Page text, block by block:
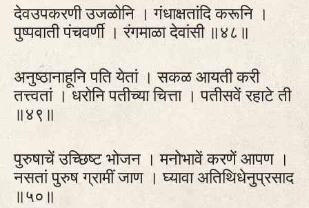
देवउपकरणी उजळोनि । गंधाक्षतांदि करूनि ।
पुष्पवाती पंचवर्णी । रंगमाळा देवांसी ॥४८॥
अनुष्ठानाहूनि पति येतां । सकळ आयती करी
तत्त्वतां । धरोनि पतीच्या चित्ता । पतीसवें रहाटे ती
॥४९॥
पुरुषाचें उच्छिष्ट भोजन । मनोभावें करणें आपण ।
नसतां पुरुष ग्रामीं जाण । घ्यावा अतिथिधेनुप्रसाद
॥५०॥